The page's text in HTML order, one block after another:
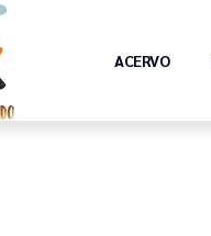
ACERVO